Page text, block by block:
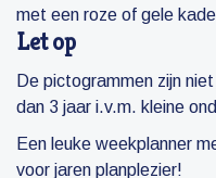
met een roze of gele
Let op
De pictogrammen zijn
dan 3 jaar i.v.m. kleine
Een leuke weekplanner
voor jaren planplezier!